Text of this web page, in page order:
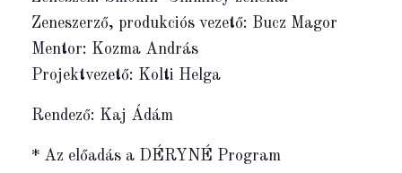
Zeneszerző, produkciós vezető: Bucz Magor
Mentor: Kozma András
Projektvezető: Kolti Helga
Rendező: Kaj Ádám
* Az előadás a DÉRYNÉ Program